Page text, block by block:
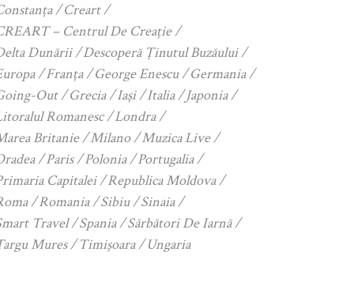
Creart
– Centrul De Creație
Dunării
Descoperă Ținutul Buzăului
Franța George Enescu
Germania
Out
Grecia Iași Italia
Japonia
Romanesc
Londra
Britanie
Milano
Muzica Live
Paris Polonia
Portugalia
Capitalei
Republica Moldova
Romania Sibiu
Sinaia
Travel
Spania
Sărbători De Iarnă
Mures
Timișoara Ungaria